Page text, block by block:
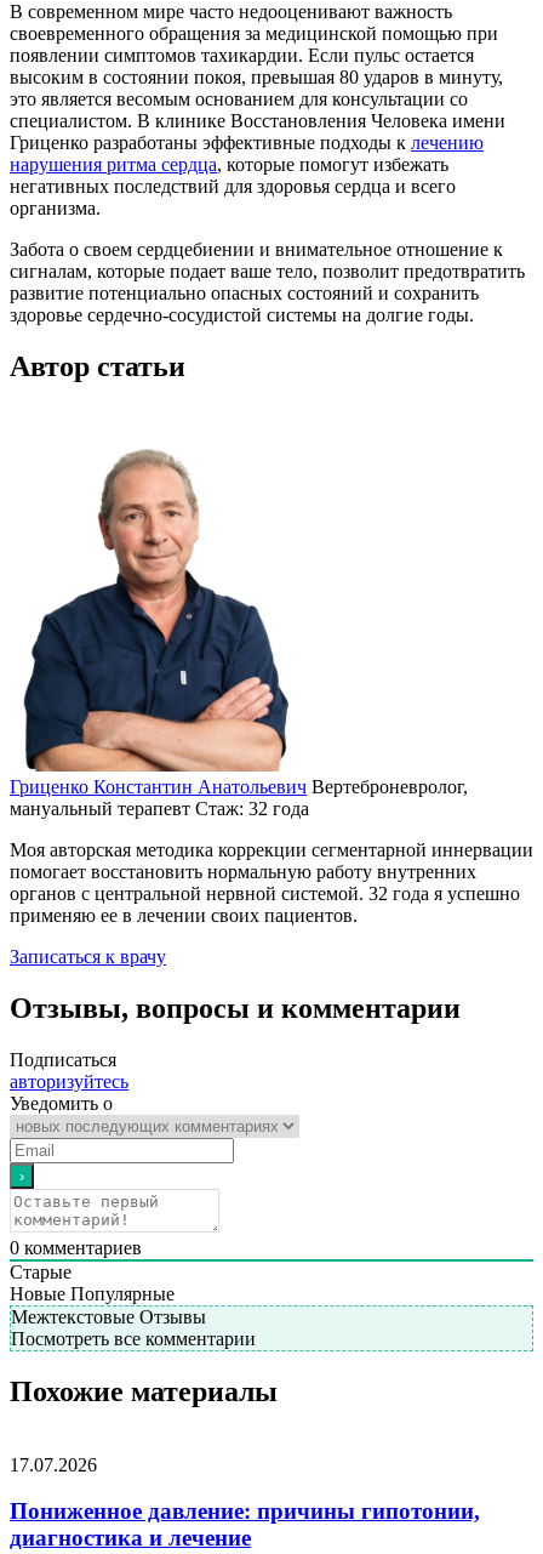
В современном мире часто недооценивают важность
своевременного обращения за медицинской помощью при
появлении симптомов тахикардии. Если пульс остается
высоким в состоянии покоя, превышая 80 ударов в минуту,
это является весомым основанием для консультации со
специалистом. В клинике Восстановления Человека имени
Гриценко разработаны эффективные подходы к лечению
нарушения ритма сердца, которые помогут избежать
негативных последствий для здоровья сердца и всего
организма.
Забота о своем сердцебиении и внимательное отношение к
сигналам, которые подает ваше тело, позволит предотвратить
развитие потенциально опасных состояний и сохранить
здоровье сердечно-сосудистой системы на долгие годы.
Автор статьи
Гриценко Константин Анатольевич Вертеброневролог,
мануальный терапевт Стаж: 32 года
Моя авторская методика коррекции сегментарной иннервации
помогает восстановить нормальную работу внутренних
органов с центральной нервной системой. 32 года я успешно
применяю ее в лечении своих пациентов.
Записаться к врачу
Отзывы, вопросы и комментарии
Подписаться
авторизуйтесь
Уведомить о
0 комментариев
Старые
Новые Популярные
Межтекстовые Отзывы
Посмотреть все комментарии
Похожие материалы
17.07.2026
Пониженное давление: причины гипотонии,
диагностика и лечение